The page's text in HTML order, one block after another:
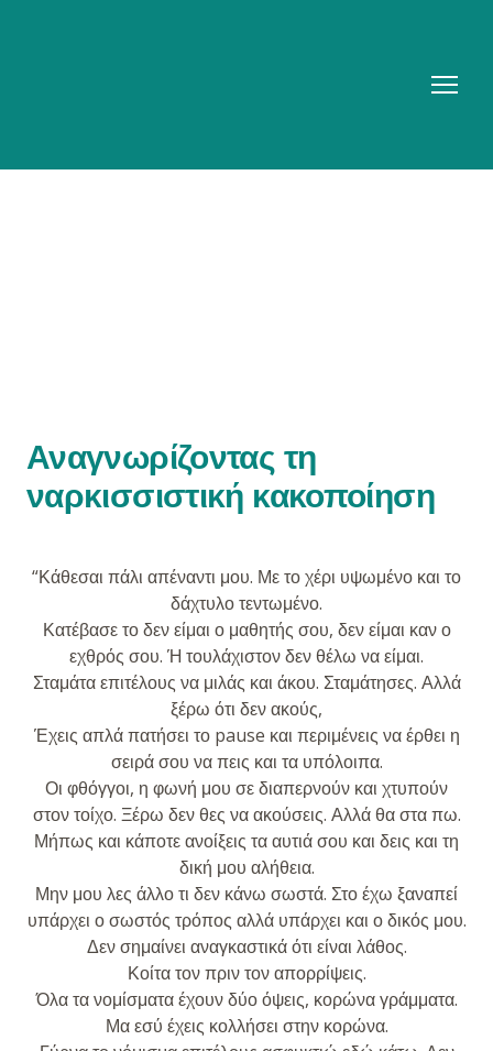
Αναγνωρίζοντας τη
ναρκισσιστική κακοποίηση
“Κάθεσαι πάλι απέναντι μου. Με το χέρι υψωμένο και το
δάχτυλο τεντωμένο.
Κατέβασε το δεν είμαι ο μαθητής σου, δεν είμαι καν ο
εχθρός σου. Ή τουλάχιστον δεν θέλω να είμαι.
Σταμάτα επιτέλους να μιλάς και άκου. Σταμάτησες. Αλλά
ξέρω ότι δεν ακούς,
Έχεις απλά πατήσει το pause και περιμένεις να έρθει η
σειρά σου να πεις και τα υπόλοιπα.
Οι φθόγγοι, η φωνή μου σε διαπερνούν και χτυπούν
στον τοίχο. Ξέρω δεν θες να ακούσεις. Αλλά θα στα πω.
Μήπως και κάποτε ανοίξεις τα αυτιά σου και δεις και τη
δική μου αλήθεια.
Μην μου λες άλλο τι δεν κάνω σωστά. Στο έχω ξαναπεί
υπάρχει ο σωστός τρόπος αλλά υπάρχει και ο δικός μου.
Δεν σημαίνει αναγκαστικά ότι είναι λάθος.
Κοίτα τον πριν τον απορρίψεις.
Όλα τα νομίσματα έχουν δύο όψεις, κορώνα γράμματα.
Μα εσύ έχεις κολλήσει στην κορώνα.